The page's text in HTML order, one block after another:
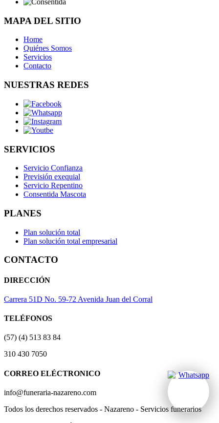
MAPA DEL SITIO
Home
Quiénes Somos
Servicios
Contacto
NUESTRAS REDES
SERVICIOS
Servicio Confianza
Previsión exequial
Servicio Repentino
Consentida Mascota
PLANES
Plan solución total
Plan solución total empresarial
CONTACTO
DIRECCIÓN
Carrera 51D No. 59-72 Avenida Juan del Corral
TELÉFONOS
(57) (4) 513 83 84
310 430 7050
CORREO ELÉCTRONICO
info@funeraria-nazareno.com
Todos los derechos reservados - Nazareno - Servicios funerarios